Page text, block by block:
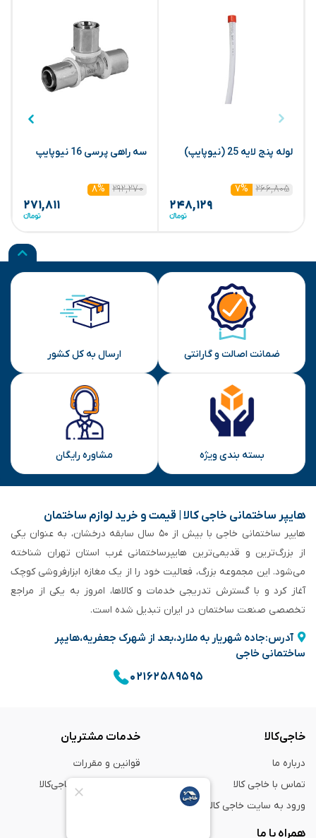
لوله پنج لایه 25 (نیوپایپ)
۲۶۶,۸۰۵ ۷%
۲۴۸,۱۲۹
سه راهی پرسی 16 نیوپایپ
۲۹۲,۲۷۰ ۸%
۲۷۱,۸۱۱
ضمانت اصالت و گارانتی ارسال به کل کشور
بسته بندی ویژه مشاوره رایگان
هایپر ساختمانی خاجی‌ کالا | قیمت و خرید لوازم ساختمان
هایپر ساختمانی خاجی‌ با بیش از ۵۰ سال سابقه‌ درخشان، به عنوان یکی
از بزرگ‌ترین و قدیمی‌ترین هایپرساختمانی‌ غرب استان تهران شناخته
می‌شود. این مجموعه بزرگ، فعالیت خود را از یک مغازه ابزارفروشی کوچک
آغاز کرد و با گسترش تدریجی خدمات و کالاها، امروز به یکی از مراجع
تخصصی صنعت ساختمان در ایران تبدیل شده است.
آدرس:جاده شهریار به ملارد،بعد از شهرک جعفریه،هایپر
ساختمانی خاجی
۰۲۱۶۲۵۸۹۵۹۵
خاجی‌کالا
درباره ما
تماس با خاجی کالا
ورود به سایت خاجی‌ کالا
خدمات مشتریان
قوانین و مقررات
راهنمای خرید از خاجی‌کالا
همراه با ما